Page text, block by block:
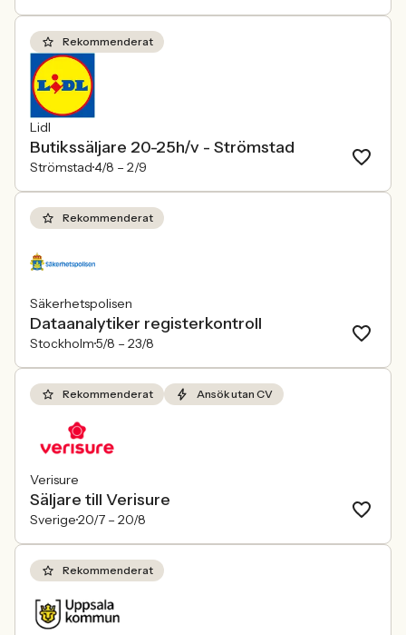
Rekommenderat
Lidl
Butikssäljare 20-25h/v - Strömstad
Strömstad4/8 – 2/9
Rekommenderat
Säkerhetspolisen
Dataanalytiker registerkontroll
Stockholm5/8 – 23/8
Rekommenderat Ansök utan CV
Verisure
Säljare till Verisure
Sverige20/7 – 20/8
Rekommenderat